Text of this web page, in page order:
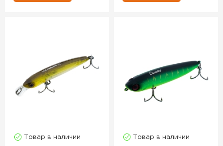
Товар в наличии Товар в наличии